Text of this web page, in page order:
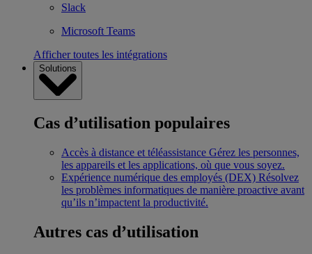
Slack
Microsoft Teams
Afficher toutes les intégrations
Solutions
Cas d’utilisation populaires
Accès à distance et téléassistance Gérez les personnes,
les appareils et les applications, où que vous soyez.
Expérience numérique des employés (DEX) Résolvez
les problèmes informatiques de manière proactive avant
qu’ils n’impactent la productivité.
Autres cas d’utilisation